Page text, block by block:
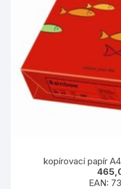
kopírovací papír
EAN: